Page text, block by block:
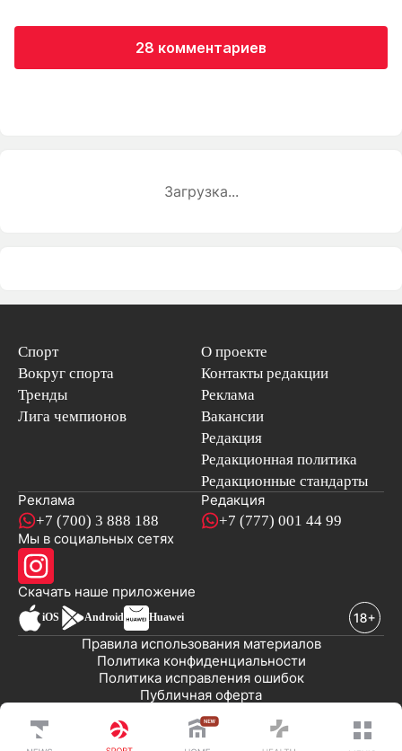
28 комментариев
Загрузка...
Спорт
Вокруг спорта
Тренды
Лига чемпионов
О проекте
Контакты редакции
Реклама
Вакансии
Редакция
Редакционная политика
Редакционные стандарты
Реклама
+7 (700) 3 888 188
Редакция
+7 (777) 001 44 99
Мы в социальных сетях
Скачать наше приложениеновостей
iOS Android Huawei
Публичная оферта
Политика исправления ошибок
Политика конфиденциальности
Правила использования материалов
© 2008-2026 ТОО «EML»